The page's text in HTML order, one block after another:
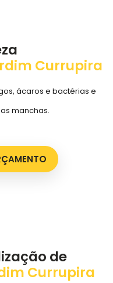
Currupira
ácaros e bactérias e
manchas.
de
Currupira